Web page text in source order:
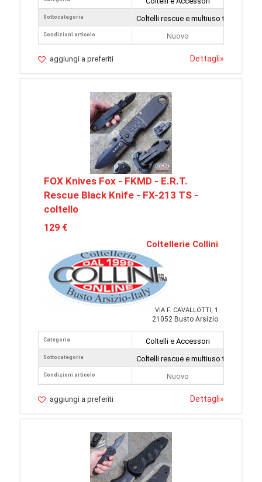
Sottocategoria
Condizioni articolo
Coltelli rescue e multiuso tattici
Nuovo
aggiungi a preferiti Dettagli»
FOX Knives Fox - FKMD - E.R.T.
Rescue Black Knife - FX-213 TS -
coltello
129 €
Coltellerie Collini
VIA F. CAVALLOTTI, 1
21052 Busto Arsizio
Categoria
Sottocategoria
Condizioni articolo
Coltelli e Accessori
Coltelli rescue e multiuso tattici
Nuovo
aggiungi a preferiti Dettagli»